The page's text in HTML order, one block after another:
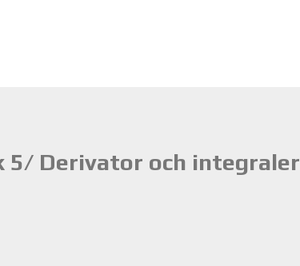
Derivator och integraler